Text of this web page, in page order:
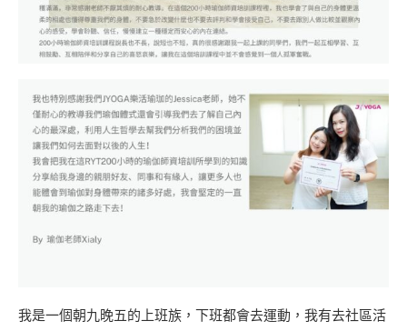
我是一個朝九晚五的上班族，下班都會去運動，我有去社區活